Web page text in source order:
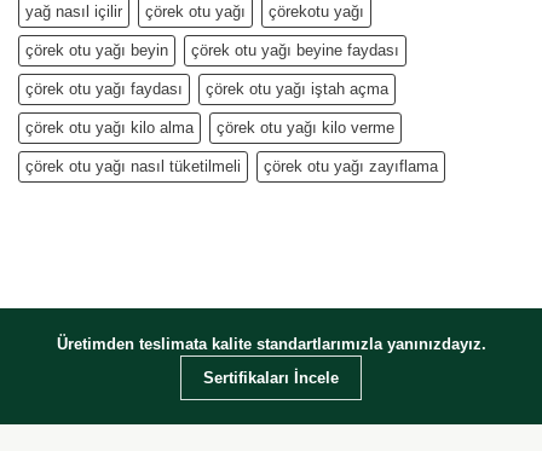
yağ nasıl içilir çörek otu yağı çörekotu yağı
çörek otu yağı beyin çörek otu yağı beyine faydası
çörek otu yağı faydası çörek otu yağı iştah açma
çörek otu yağı kilo alma çörek otu yağı kilo verme
çörek otu yağı nasıl tüketilmeli çörek otu yağı zayıflama
Üretimden teslimata kalite standartlarımızla yanınızdayız.
Sertifikaları İncele